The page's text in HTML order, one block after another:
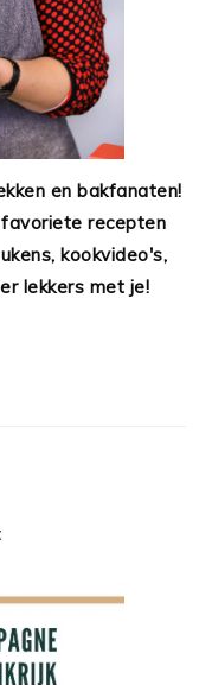
en bakfanaten!
favoriete recepten
kookvideo's,
lekkers met je!